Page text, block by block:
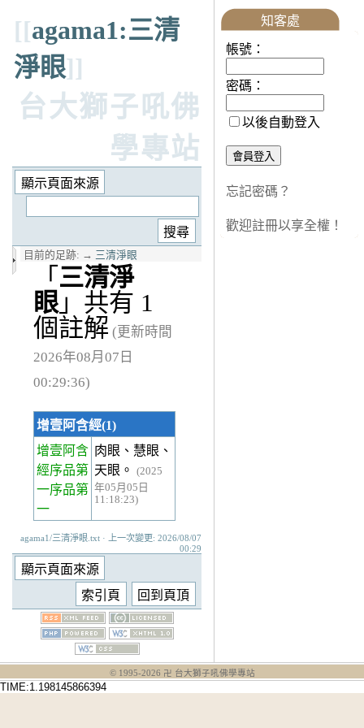
[[agama1:三清
淨眼]]
台大獅子吼佛
學專站
目前的足跡: → 三清淨眼
「 三清淨
眼 」共有 1
個註解 (更新時間
2026年08月07日
00:29:36)
增壹阿含經(1)
增壹阿含
經序品第
一序品第
一
肉眼、慧眼、
天眼。
(2025
年05月05日
11:18:23)
agama1/三清淨眼.txt · 上一次變更: 2026/08/07
00:29
知客處
帳號：
密碼：
以後自動登入
忘記密碼？
歡迎註冊以享全權！
© 1995-2026 卍 台大獅子吼佛學專站
TIME:1.198145866394